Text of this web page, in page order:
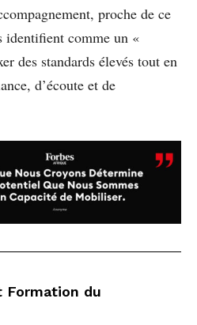
proche de ce
identifient comme un «
des standards élevés tout en
d’écoute et de
Formation du